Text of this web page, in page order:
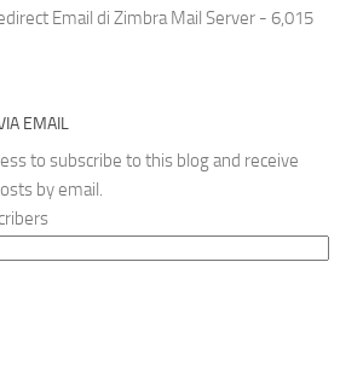
Email di Zimbra Mail Server - 6,015
EMAIL
to subscribe to this blog and receive
by email.